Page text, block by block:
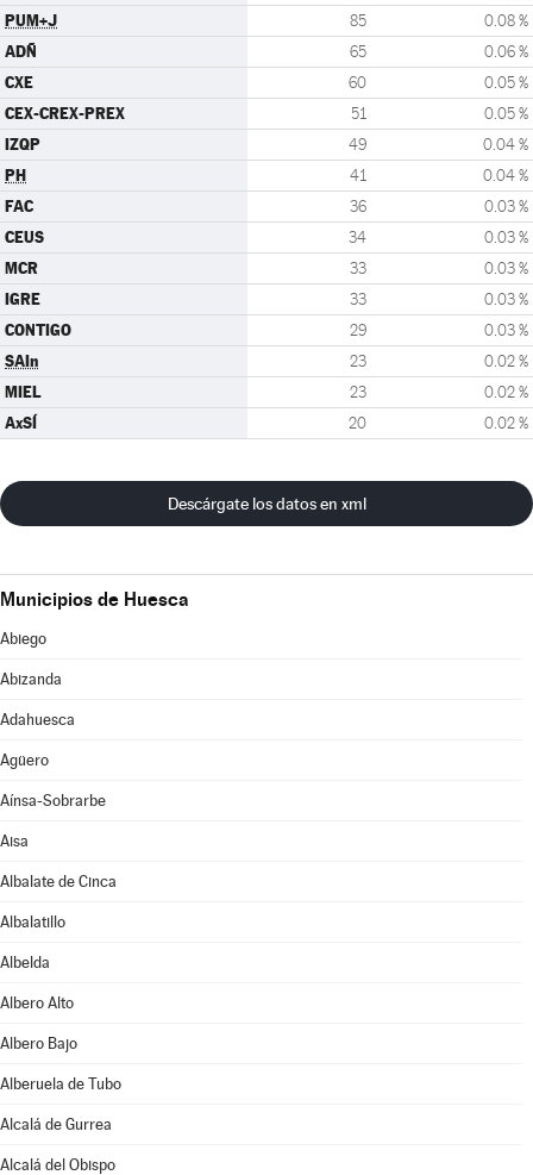
PUM+J 85 0.08 %
ADÑ 65 0.06 %
CXE 60 0.05 %
CEX-CREX-PREX 51 0.05 %
IZQP 49 0.04 %
PH 41 0.04 %
FAC 36 0.03 %
CEUS 34 0.03 %
MCR 33 0.03 %
IGRE 33 0.03 %
CONTIGO 29 0.03 %
SAIn 23 0.02 %
MIEL 23 0.02 %
AxSÍ 20 0.02 %
Descárgate los datos en xml
Municipios de Huesca
Abiego
Abizanda
Adahuesca
Agüero
Aínsa-Sobrarbe
Aisa
Albalate de Cinca
Albalatillo
Albelda
Albero Alto
Albero Bajo
Alberuela de Tubo
Alcalá de Gurrea
Alcalá del Obispo